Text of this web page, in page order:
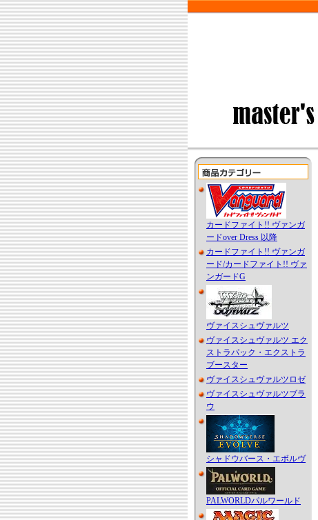
カードファイト!! ヴァンガ
ードover Dress 以降
カードファイト!! ヴァンガ
ード/カードファイト!! ヴァ
ンガードG
ヴァイスシュヴァルツ
ヴァイスシュヴァルツ エク
ストラパック・エクストラ
ブースター
ヴァイスシュヴァルツロゼ
ヴァイスシュヴァルツブラ
ウ
シャドウバース・エボルヴ
PALWORLDパルワールド